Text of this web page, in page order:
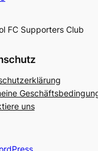
FC Supporters Club
uns